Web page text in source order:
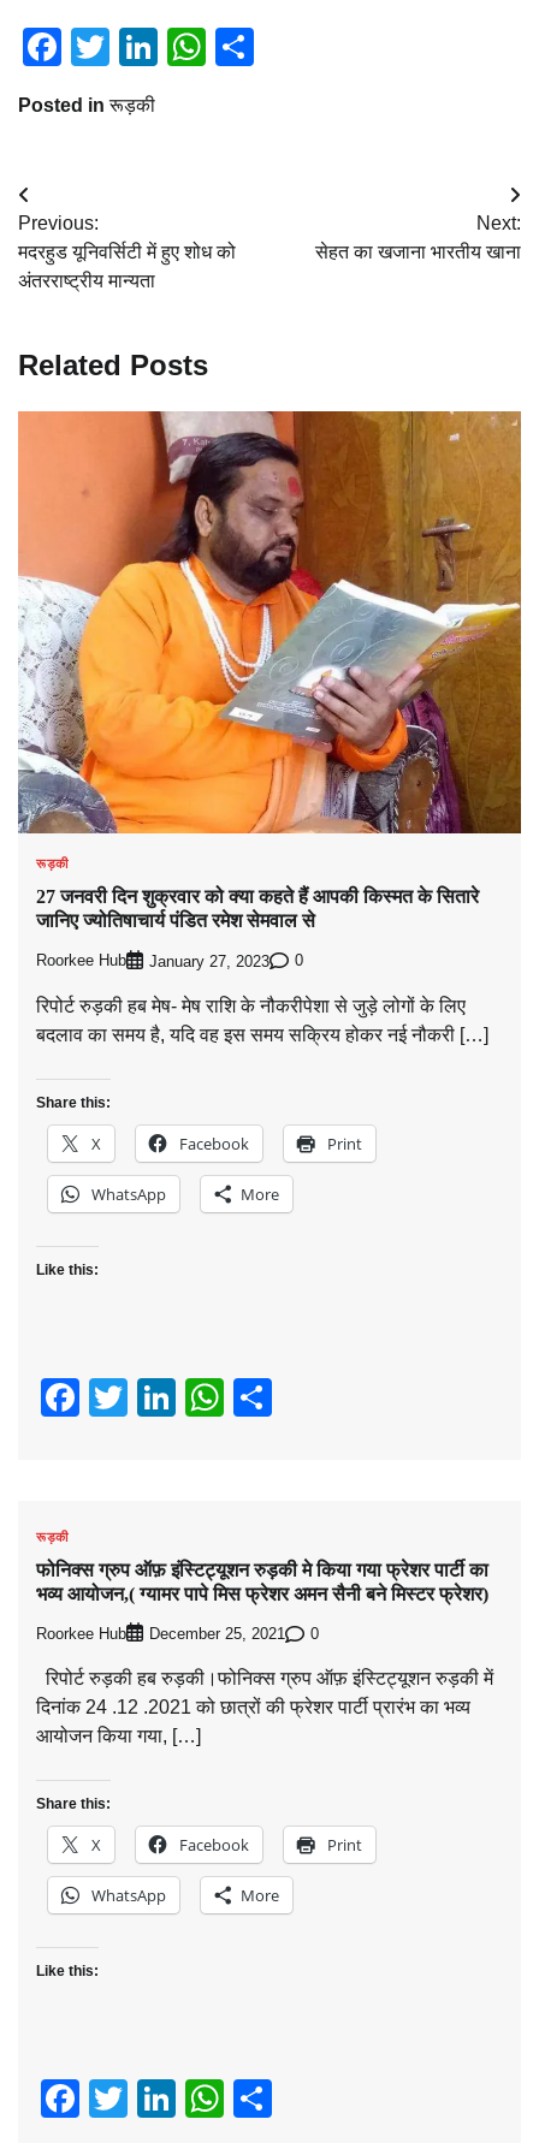
Facebook
TwitterLinkedIn
WhatsApp
Posted inरूड़की
Post
navigation
Previous:
मदरहुड यूनिवर्सिटी में हुए शोध को
अंतरराष्ट्रीय मान्यता
Next:
सेहत का खजाना भारतीय खाना
Related Posts
रूड़की
27 जनवरी दिन शुक्रवार को क्या कहते हैं आपकी किस्मत के सितारे
जानिए ज्योतिषाचार्य पंडित रमेश सेमवाल से
Roorkee Hub January 27, 2023 0
रिपोर्ट रुड़की हब मेष- मेष राशि के नौकरीपेशा से जुड़े लोगों के लिए
बदलाव का समय है, यदि वह इस समय सक्रिय होकर नई नौकरी […]
Share this:
X Facebook Print
WhatsApp More
Like this:
Facebook
TwitterLinkedIn
WhatsApp
रूड़की
फोनिक्स ग्रुप ऑफ़ इंस्टिट्यूशन रुड़की मे किया गया फ्रेशर पार्टी का
भव्य आयोजन,( ग्यामर पापे मिस फ्रेशर अमन सैनी बने मिस्टर फ्रेशर)
Roorkee Hub December 25, 2021 0
रिपोर्ट रुड़की हब रुड़की।फोनिक्स ग्रुप ऑफ़ इंस्टिट्यूशन रुड़की में
दिनांक 24 .12 .2021 को छात्रों की फ्रेशर पार्टी प्रारंभ का भव्य
आयोजन किया गया, […]
Share this:
X Facebook Print
WhatsApp More
Like this:
Facebook
Twitter
LinkedIn
WhatsApp